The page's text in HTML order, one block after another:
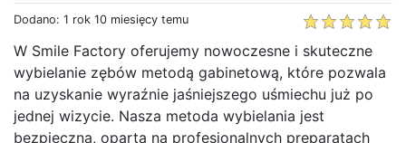
Dodano: 1 rok 10 miesięcy temu
W Smile Factory oferujemy nowoczesne i skuteczne
wybielanie zębów metodą gabinetową, które pozwala
na uzyskanie wyraźnie jaśniejszego uśmiechu już po
jednej wizycie. Nasza metoda wybielania jest
bezpieczna, oparta na profesjonalnych preparatach